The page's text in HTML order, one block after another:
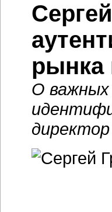
рынка
О важных